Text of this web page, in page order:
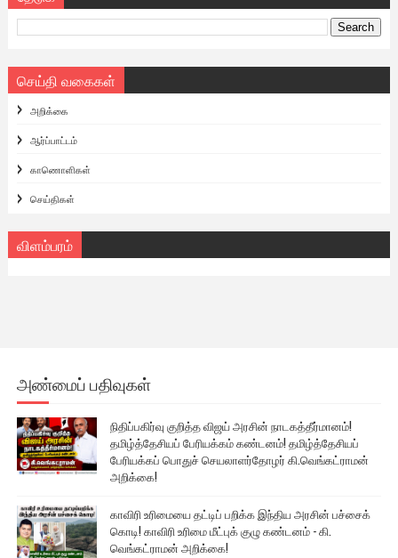
செய்தி வகைகள்
அறிக்கை
ஆர்ப்பாட்டம்
காணொளிகள்
செய்திகள்
விளம்பரம்
அண்மைப் பதிவுகள்
நிதிப்பகிர்வு குறித்த விஜய் அரசின் நாடகத்தீர்மானம்!
தமிழ்த்தேசியப் பேரியக்கம் கண்டனம்! தமிழ்த்தேசியப்
பேரியக்கப் பொதுச் செயலாளர்தோழர் கி.வெங்கட்ராமன்
அறிக்கை!
காவிரி உரிமையை தட்டிப் பறிக்க இந்திய அரசின் பச்சைக்
கொடி! காவிரி உரிமை மீட்புக் குழு கண்டனம் - கி.
வெங்கட்ராமன் அறிக்கை!